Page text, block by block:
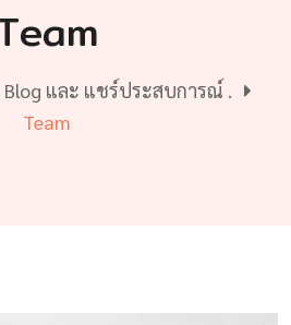
และ แชร์ประสบการณ์ .
Team